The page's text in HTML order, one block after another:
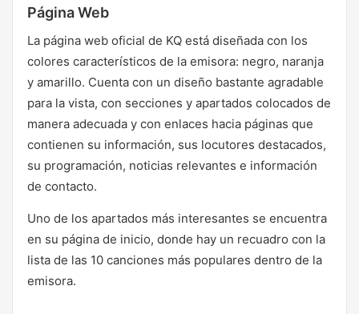
Página Web
La página web oficial de KQ está diseñada con los
colores característicos de la emisora: negro, naranja
y amarillo. Cuenta con un diseño bastante agradable
para la vista, con secciones y apartados colocados de
manera adecuada y con enlaces hacia páginas que
contienen su información, sus locutores destacados,
su programación, noticias relevantes e información
de contacto.
Uno de los apartados más interesantes se encuentra
en su página de inicio, donde hay un recuadro con la
lista de las 10 canciones más populares dentro de la
emisora.